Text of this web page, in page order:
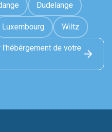
Dudelange
Luxembourg Wiltz
de votre